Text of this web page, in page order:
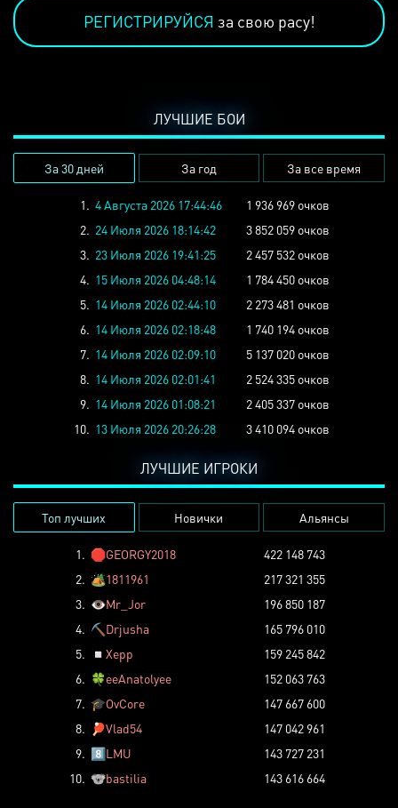
РЕГИСТРИРУЙСЯ за свою расу!
ЛУЧШИЕ БОИ
За 30 дней За год За все время
1. 4 Августа 2026 17:44:46
1 936 969 очков
2. 24 Июля 2026 18:14:42
3 852 059 очков
3. 23 Июля 2026 19:41:25
2 457 532 очков
4. 15 Июля 2026 04:48:14
1 784 450 очков
5. 14 Июля 2026 02:44:10
2 273 481 очков
6. 14 Июля 2026 02:18:48
1 740 194 очков
7. 14 Июля 2026 02:09:10
5 137 020 очков
8. 14 Июля 2026 02:01:41
2 524 335 очков
9. 14 Июля 2026 01:08:21
2 405 337 очков
10. 13 Июля 2026 20:26:28 3 410 094 очков
ЛУЧШИЕ ИГРОКИ
Топ лучших Новички Альянсы
1. 🛑GEORGY2018
422 148 743
2. 🏕️1811961
217 321 355
3. 👁️Mr_Jor
196 850 187
4. ⛏️ Drjusha
165 796 010
5.
◽ Xepp
159 245 842
6. 🍀eeAnatolyee
152 063 763
7. 🎓OvCore
147 667 600
8.
🏓Vlad54
147 042 961
9. 8️⃣LMU
143 727 231
10. 🐨bastilia 143 616 664